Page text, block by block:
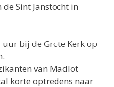
Sint Janstocht in
uur bij de Grote Kerk op
van Madlot
korte optredens naar